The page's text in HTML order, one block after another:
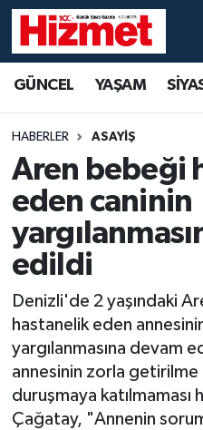
GÜNCEL YAŞAM
HABERLER ASAYİŞ
Aren bebeği
eden caninin
edildi
Denizli'de 2 yaşındaki
hastanelik eden
yargılanmasına devam
annesinin zorla getirilme
duruşmaya katılmaması
Çağatay, "Annenin
YAŞAM
SİYASET
SAĞLIK
EKONOMİ
KÜLTÜR SANAT
SPOR
MAGAZİN
Denizli Hava Durumu
Denizli Trafik
Süper Lig Puan
Tüm Manşetler
Son Dakika Haberleri
Haber Arşivi